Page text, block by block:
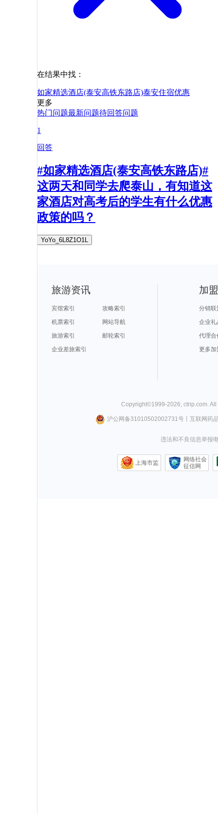
在结果中找：
如家精选酒店(泰安高铁东路店)泰安住宿优惠
更多
热门问题最新问题待回答问题
1
回答
#如家精选酒店(泰安高铁东路店)#
这两天和同学去爬泰山，有知道这
家酒店对高考后的学生有什么优惠
政策的吗？
YoYo_6L8Z1O1L
旅游资讯
宾馆索引
攻略索引
机票索引
网站导航
旅游索引
邮轮索引
企业差旅索引
加
分销联
企业礼
代理合
更多加
Copyright©1999-2026 ctrip.com .
沪公网备31010502002731号丨 互联网药
违法和不良信息举报
上海市监
网络社会
征信网